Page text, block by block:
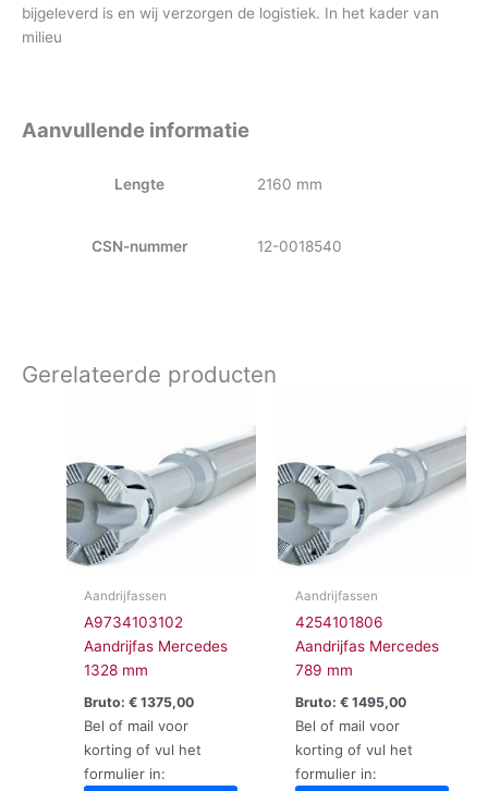
bijgeleverd is en wij verzorgen de logistiek. In het kader van
milieu
Aanvullende informatie
Lengte 2160 mm
CSN-nummer 12-0018540
Gerelateerde producten
Aandrijfassen
A9734103102
Aandrijfas Mercedes
1328 mm
Bruto:€ 1375,00
Bel of mail voor
korting of vul het
formulier in:
Aandrijfassen
4254101806
Aandrijfas Mercedes
789 mm
Bruto: €1495,00
Bel of mail voor
korting of vul het
formulier in: